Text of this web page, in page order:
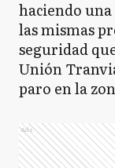
haciendo una
las mismas
seguridad
Unión
paro en la
Ads